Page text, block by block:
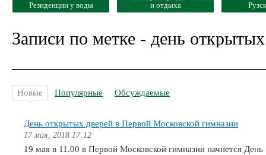
Резиденции у воды
и отдыха
Записи по метке - день
Новые Популярные Обсуждаемые
День открытых дверей в Первой Московской гимназии
17 мая, 2018 17:12
19 мая в 11.00 в Первой Московской гимназии начнется День